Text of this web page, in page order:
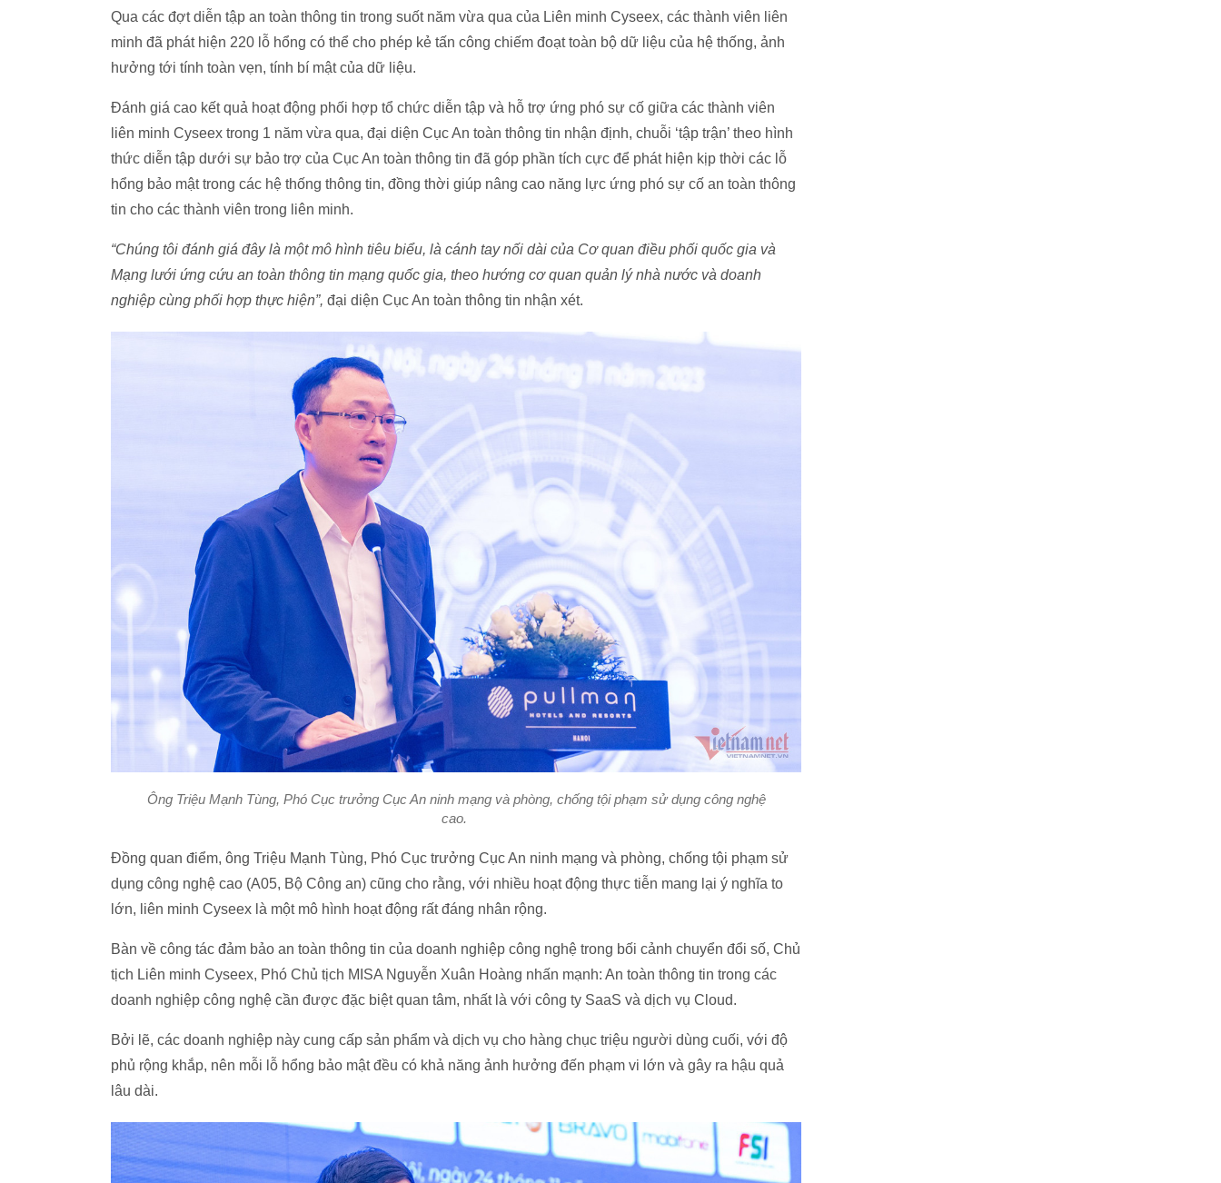
Qua các đợt diễn tập an toàn thông tin trong suốt năm vừa qua của Liên minh Cyseex, các thành viên liên
minh đã phát hiện 220 lỗ hổng có thể cho phép kẻ tấn công chiếm đoạt toàn bộ dữ liệu của hệ thống, ảnh
hưởng tới tính toàn vẹn, tính bí mật của dữ liệu.
Đánh giá cao kết quả hoạt động phối hợp tổ chức diễn tập và hỗ trợ ứng phó sự cố giữa các thành viên
liên minh Cyseex trong 1 năm vừa qua, đại diện Cục An toàn thông tin nhận định, chuỗi ‘tập trận’ theo hình
thức diễn tập dưới sự bảo trợ của Cục An toàn thông tin đã góp phần tích cực để phát hiện kịp thời các lỗ
hổng bảo mật trong các hệ thống thông tin, đồng thời giúp nâng cao năng lực ứng phó sự cố an toàn thông
tin cho các thành viên trong liên minh.
“Chúng tôi đánh giá đây là một mô hình tiêu biểu, là cánh tay nối dài của Cơ quan điều phối quốc gia và
Mạng lưới ứng cứu an toàn thông tin mạng quốc gia, theo hướng cơ quan quản lý nhà nước và doanh
nghiệp cùng phối hợp thực hiện”, đại diện Cục An toàn thông tin nhận xét.
Ông Triệu Mạnh Tùng, Phó Cục trưởng Cục An ninh mạng và phòng, chống tội phạm sử dụng công nghệ
cao.
Đồng quan điểm, ông Triệu Mạnh Tùng, Phó Cục trưởng Cục An ninh mạng và phòng, chống tội phạm sử
dụng công nghệ cao (A05, Bộ Công an) cũng cho rằng, với nhiều hoạt động thực tiễn mang lại ý nghĩa to
lớn, liên minh Cyseex là một mô hình hoạt động rất đáng nhân rộng.
Bàn về công tác đảm bảo an toàn thông tin của doanh nghiệp công nghệ trong bối cảnh chuyển đổi số, Chủ
tịch Liên minh Cyseex, Phó Chủ tịch MISA Nguyễn Xuân Hoàng nhấn mạnh: An toàn thông tin trong các
doanh nghiệp công nghệ cần được đặc biệt quan tâm, nhất là với công ty SaaS và dịch vụ Cloud.
Bởi lẽ, các doanh nghiệp này cung cấp sản phẩm và dịch vụ cho hàng chục triệu người dùng cuối, với độ
phủ rộng khắp, nên mỗi lỗ hổng bảo mật đều có khả năng ảnh hưởng đến phạm vi lớn và gây ra hậu quả
lâu dài.